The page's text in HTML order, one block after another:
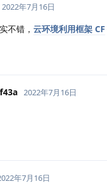
2022年7月16日
不错， 云环境利用框架 CF
2022年7月16日
年7月16日